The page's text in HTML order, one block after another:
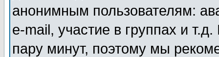
анонимным пользователям:
e-mail, участие в группах и
пару минут, поэтому мы